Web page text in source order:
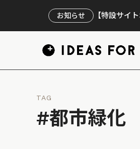
お知らせ 【特設サイ
TAG
#都市緑化